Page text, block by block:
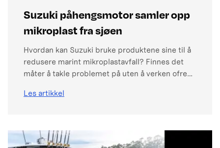
Suzuki påhengsmotor samler opp
mikroplast fra sjøen
Hvordan kan Suzuki bruke produktene sine til å
redusere marint mikroplastavfall? Finnes det
måter å takle problemet på uten å verken ofre
på denne utfordringen kom Suzuki opp med
mikroplastinnsamlingsenhet, festet til
båtmotoren.
Les artikkel